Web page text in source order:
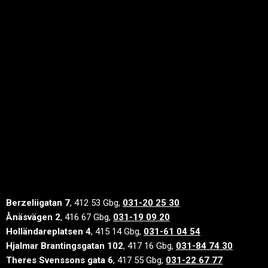
Berzeliigatan 7, 412 53 Gbg, 031-20 25 30
Ånäsvägen 2, 416 67 Gbg, 031-19 09 20
Holländareplatsen 4, 415 14 Gbg, 031-61 04 54
Hjalmar Brantingsgatan 102, 417 16 Gbg, 031-84 74 30
Theres Svenssons gata 6, 417 55 Gbg, 031-22 67 77